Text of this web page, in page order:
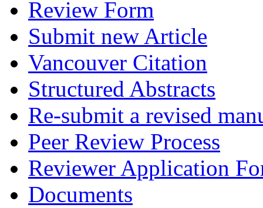
Review Form
Submit new Article
Vancouver Citation
Structured Abstracts
Re-submit a revised
Peer Review Process
Reviewer Application
Documents